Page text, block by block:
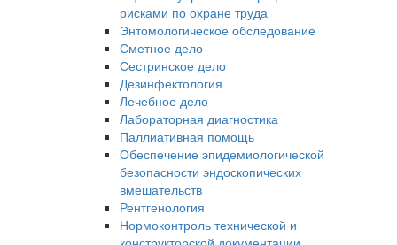
рисками по охране труда
Энтомологическое обследование
Сметное дело
Сестринское дело
Дезинфектология
Лечебное дело
Лабораторная диагностика
Паллиативная помощь
Обеспечение эпидемиологической
безопасности эндоскопических
вмешательств
Рентгенология
Нормоконтроль технической и